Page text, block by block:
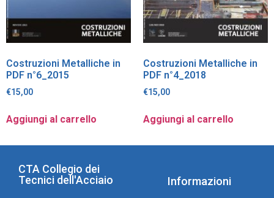
Costruzioni Metalliche in
PDF n°6_2015
€15,00
Aggiungi al carrello
Costruzioni Metalliche in
PDF n°4_2018
€15,00
Aggiungi al carrello
CTA Collegio dei
Tecnici dell'Acciaio
Informazioni